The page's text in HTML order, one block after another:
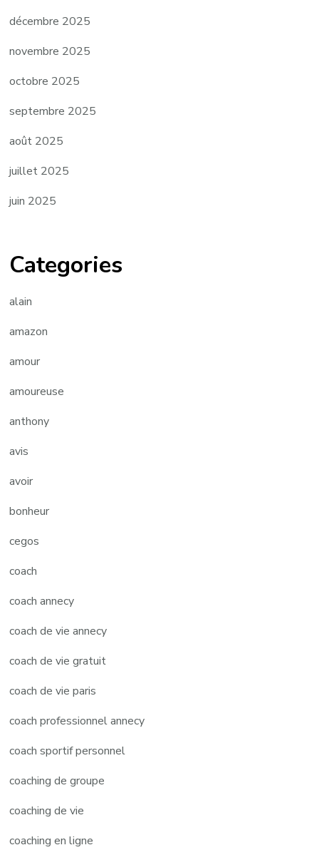
décembre 2025
novembre 2025
octobre 2025
septembre 2025
août 2025
juillet 2025
juin 2025
Categories
alain
amazon
amour
amoureuse
anthony
avis
avoir
bonheur
cegos
coach
coach annecy
coach de vie annecy
coach de vie gratuit
coach de vie paris
coach professionnel annecy
coach sportif personnel
coaching de groupe
coaching de vie
coaching en ligne